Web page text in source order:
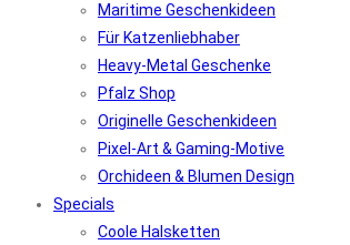
Maritime Geschenkideen
Für Katzenliebhaber
Heavy-Metal Geschenke
Pfalz Shop
Originelle Geschenkideen
Pixel-Art & Gaming-Motive
Orchideen & Blumen Design
Specials
Coole Halsketten